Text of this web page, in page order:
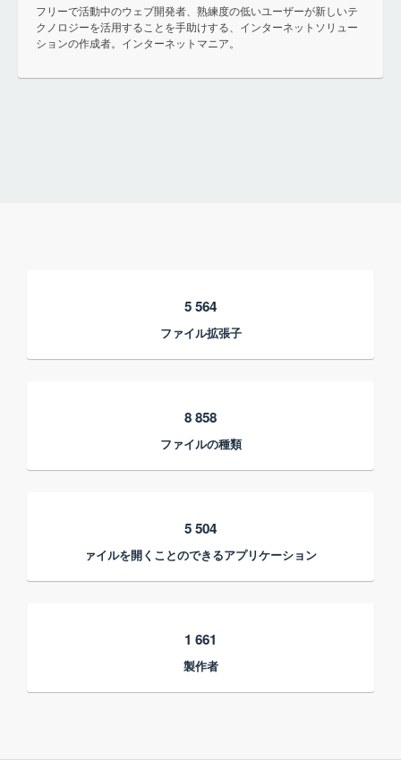
フリーで活動中のウェブ開発者、熟練度の低いユーザーが新しいテ
クノロジーを活用することを手助けする、インターネットソリュー
ションの作成者。インターネットマニア。
5 564
ファイル拡張子
8 858
ファイルの種類
5 504
ァイルを開くことのできるアプリケーション
1 661
製作者